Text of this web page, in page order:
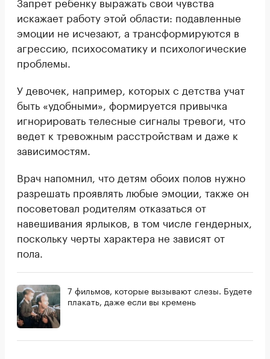
искажает работу этой области: подавленные
эмоции не исчезают, а трансформируются в
агрессию, психосоматику и психологические
проблемы.
У девочек, например, которых с детства учат
быть «удобными», формируется привычка
игнорировать телесные сигналы тревоги, что
ведет к тревожным расстройствам и даже к
зависимостям.
Врач напомнил, что детям обоих полов нужно
разрешать проявлять любые эмоции, также он
посоветовал родителям отказаться от
навешивания ярлыков, в том числе гендерных,
поскольку черты характера не зависят от
пола.
7 фильмов, которые вызывают слезы. Будете
плакать, даже если вы кремень